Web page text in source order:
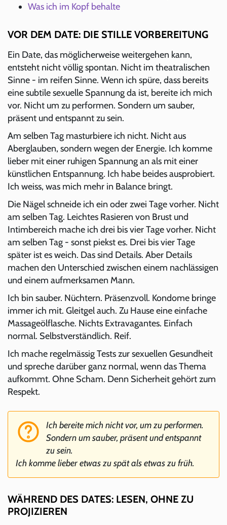
Was ich im Kopf behalte
VOR DEM DATE: DIE STILLE VORBEREITUNG
Ein Date, das möglicherweise weitergehen kann,
entsteht nicht völlig spontan. Nicht im theatralischen
Sinne - im reifen Sinne. Wenn ich spüre, dass bereits
eine subtile sexuelle Spannung da ist, bereite ich mich
vor. Nicht um zu performen. Sondern um sauber,
präsent und entspannt zu sein.
Am selben Tag masturbiere ich nicht. Nicht aus
Aberglauben, sondern wegen der Energie. Ich komme
lieber mit einer ruhigen Spannung an als mit einer
künstlichen Entspannung. Ich habe beides ausprobiert.
Ich weiss, was mich mehr in Balance bringt.
Die Nägel schneide ich ein oder zwei Tage vorher. Nicht
am selben Tag. Leichtes Rasieren von Brust und
Intimbereich mache ich drei bis vier Tage vorher. Nicht
am selben Tag - sonst piekst es. Drei bis vier Tage
später ist es weich. Das sind Details. Aber Details
machen den Unterschied zwischen einem nachlässigen
und einem aufmerksamen Mann.
Ich bin sauber. Nüchtern. Präsenzvoll. Kondome bringe
immer ich mit. Gleitgel auch. Zu Hause eine einfache
Massageölflasche. Nichts Extravagantes. Einfach
normal. Selbstverständlich. Reif.
Ich mache regelmässig Tests zur sexuellen Gesundheit
und spreche darüber ganz normal, wenn das Thema
aufkommt. Ohne Scham. Denn Sicherheit gehört zum
Respekt.
Ich bereite mich nicht vor, um zu performen.
Sondern um sauber, präsent und entspannt
zu sein.
Ich komme lieber etwas zu spät als etwas zu früh.
WÄHREND DES DATES: LESEN, OHNE ZU
PROJIZIEREN